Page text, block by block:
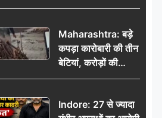
निःशुल्क स्वास्थ्य जांच
उठाया लाभ
Maharashtra: बड़े
कपड़ा कारोबारी की तीन
बेटियां, करोड़ों की
कमाई… फिर भी पिता
अंतिम दिन, 5100 रुपये
Indore: 27 से ज्यादा